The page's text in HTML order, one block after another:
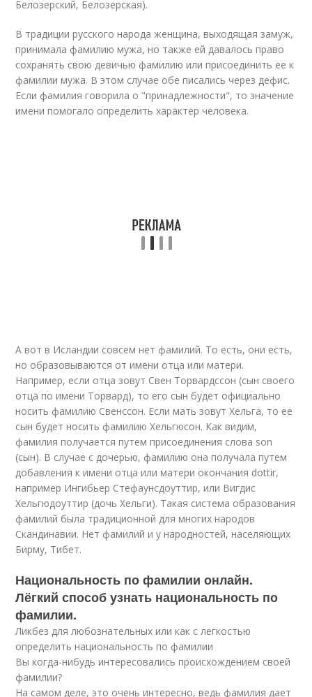
Белозерский, Белозерская).
В традиции русского народа женщина, выходящая замуж,
принимала фамилию мужа, но также ей давалось право
сохранять свою девичью фамилию или присоединить ее к
фамилии мужа. В этом случае обе писались через дефис.
Если фамилия говорила о "принадлежности", то значение
имени помогало определить характер человека.
А вот в Исландии совсем нет фамилий. То есть, они есть,
но образовываются от имени отца или матери.
Например, если отца зовут Свен Торвардссон (сын своего
отца по имени Торвард), то его сын будет официально
носить фамилию Свенссон. Если мать зовут Хельга, то ее
сын будет носить фамилию Хельгюсон. Как видим,
фамилия получается путем присоединения слова son
(сын). В случае с дочерью, фамилию она получала путем
добавления к имени отца или матери окончания dottir,
например Ингибьер Стефаунсдоуттир, или Вигдис
Хельгюдоуттир (дочь Хельги). Такая система образования
фамилий была традиционной для многих народов
Скандинавии. Нет фамилий и у народностей, населяющих
Бирму, Тибет.
Национальность по фамилии онлайн.
Лёгкий способ узнать национальность по
фамилии.
Ликбез для любознательных или как с легкостью
определить национальность по фамилии
Вы когда-нибудь интересовались происхождением своей
фамилии?
На самом деле, это очень интересно, ведь фамилия дает